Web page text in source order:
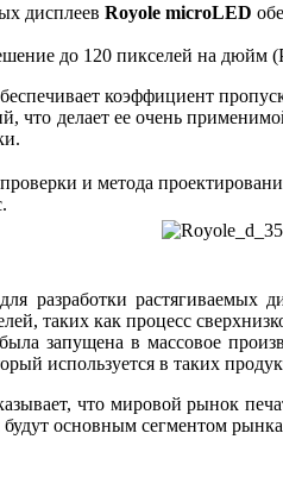
дисплеев Royole microLED
до 120 пикселей на дюйм
коэффициент
что делает ее очень
и метода
разработки растягиваемых
таких как процесс
была запущена в массовое
используется в таких
что мировой рынок
основным сегментом